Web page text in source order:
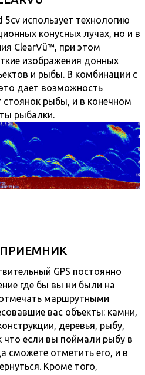
5cv использует технологию
конусных лучах, но и в
ClearVü™, при этом
изображения донных
и рыбы. В комбинации с
дает возможность
рыбы, и в конечном
рыбалки.
ПРИЕМНИК
GPS постоянно
где бы вы ни были на
маршрутными
вас объекты: камни,
деревья, рыбу,
что если вы поймали рыбу в
сможете отметить его, и в
Кроме того,